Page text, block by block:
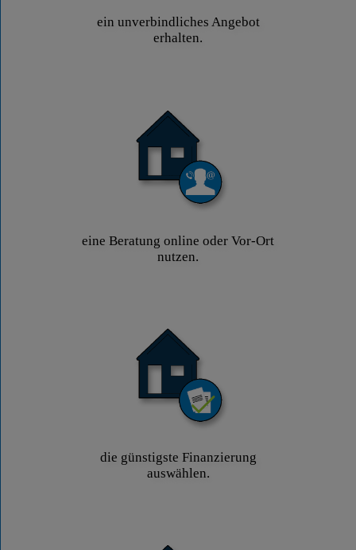
ein unverbindliches Angebot
erhalten.
eine Beratung online oder Vor-Ort
nutzen.
die günstigste Finanzierung
auswählen.